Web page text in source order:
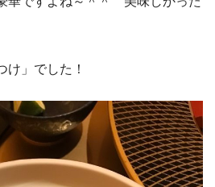
け」でした！